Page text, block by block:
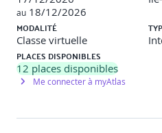
Quels sont les premiers
points aujourd’hui ?
Comment construire un
learning et de deep learning ?
Comment construire un
déploiement ?
l’IA (POCs) ? Acheter ou
au 18/12/2026
MODALITÉ
Classe virtuelle
PLACES DISPONIBLES
12 places disponibles
Me connecter à myAtlas